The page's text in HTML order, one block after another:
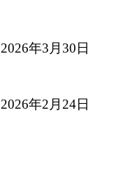
2026年3月30日
2026年2月24日